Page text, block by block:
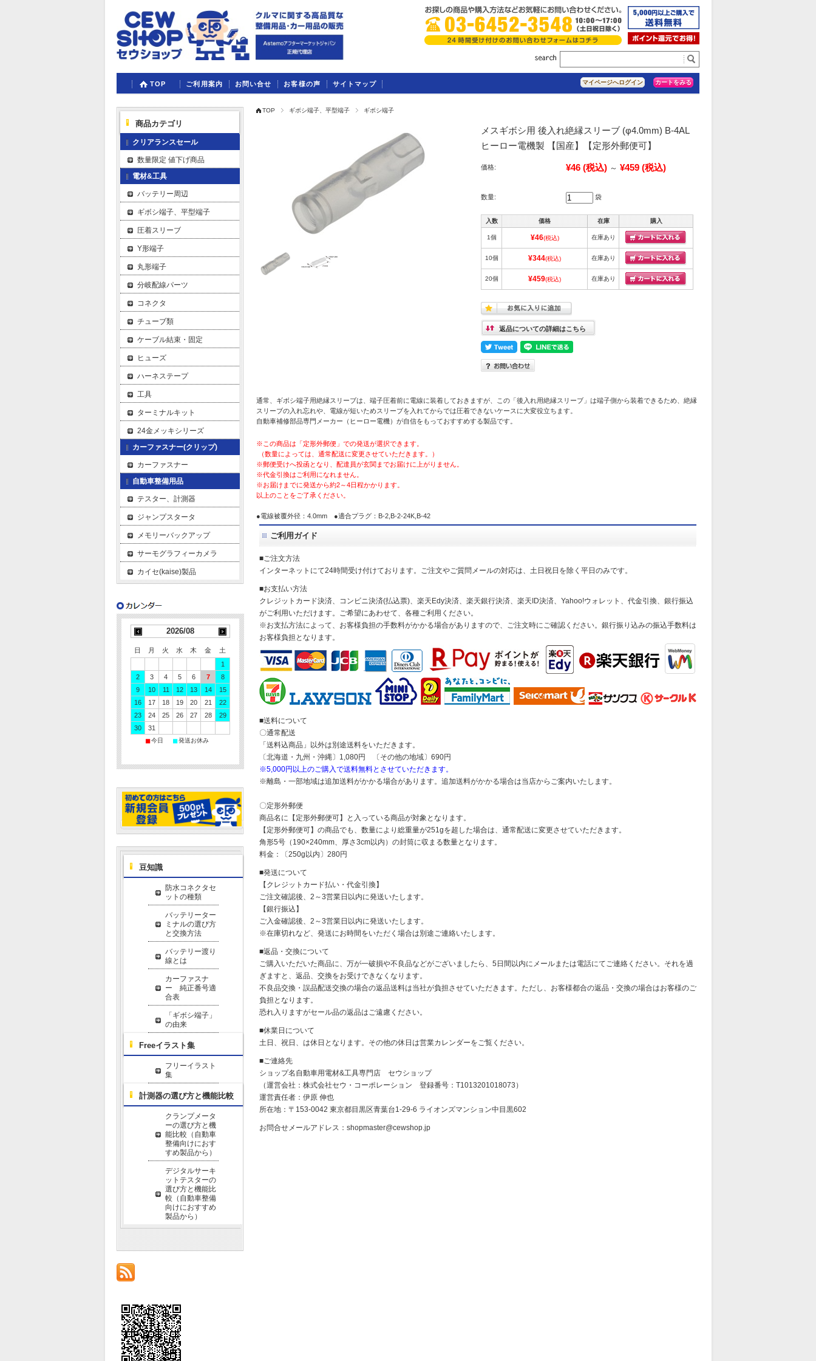
マイページへログイン カートをみる
TOP ご利用案内 お問い合せ お客様の声 サイトマップ
TOP ギボシ端子、平型端子 ギボシ端子
メスギボシ用 後入れ絶縁スリーブ (φ4.0mm) B-4AL
ヒーロー電機製 【国産】【定形外郵便可】
価格: ¥46 (税込) ～ ¥459 (税込)
数量: 袋
入数 価格 在庫 購入
1個 ¥46(税込) 在庫あり
10個 ¥344(税込) 在庫あり
20個 ¥459(税込) 在庫あり
返品についての詳細はこちら
通常、ギボシ端子用絶縁スリーブは、端子圧着前に電線に装着しておきますが、この「後入れ用絶縁スリーブ」は端子側から装着できるため、絶縁
スリーブの入れ忘れや、電線が短いためスリーブを入れてからでは圧着できないケースに大変役立ちます。
自動車補修部品専門メーカー（ヒーロー電機）が自信をもっておすすめする製品です。
※この商品は「定形外郵便」での発送が選択できます。
（数量によっては、通常配送に変更させていただきます。）
※郵便受けへ投函となり、配達員が玄関までお届けに上がりません。
※代金引換はご利用になれません。
※お届けまでに発送から約2～4日程かかります。
以上のことをご了承ください。
●電線被覆外径：4.0mm ●適合プラグ：B-2,B-2-24K,B-42
ご利用ガイド
■ご注文方法
インターネットにて24時間受け付けております。ご注文やご質問メールの対応は、土日祝日を除く平日のみです。
■お支払い方法
クレジットカード決済、コンビニ決済(払込票)、楽天Edy決済、楽天銀行決済、楽天ID決済、Yahoo!ウォレット、代金引換、銀行振込
がご利用いただけます。ご希望にあわせて、各種ご利用ください。
※お支払方法によって、お客様負担の手数料がかかる場合がありますので、ご注文時にご確認ください。銀行振り込みの振込手数料は
お客様負担となります。
■送料について
〇通常配送
「送料込商品」以外は別途送料をいただきます。
〔北海道・九州・沖縄〕1,080円 〔その他の地域〕690円
※5,000円以上のご購入で送料無料とさせていただきます。
※離島・一部地域は追加送料がかかる場合があります。追加送料がかかる場合は当店からご案内いたします。
〇定形外郵便
商品名に【定形外郵便可】と入っている商品が対象となります。
【定形外郵便可】の商品でも、数量により総重量が251gを超した場合は、通常配送に変更させていただきます。
角形5号（190×240mm、厚さ3cm以内）の封筒に収まる数量となります。
料金：〔250g以内〕280円
■発送について
【クレジットカード払い・代金引換】
ご注文確認後、2～3営業日以内に発送いたします。
【銀行振込】
ご入金確認後、2～3営業日以内に発送いたします。
※在庫切れなど、発送にお時間をいただく場合は別途ご連絡いたします。
■返品・交換について
ご購入いただいた商品に、万が一破損や不良品などがございましたら、5日間以内にメールまたは電話にてご連絡ください。それを過
ぎますと、返品、交換をお受けできなくなります。
不良品交換・誤品配送交換の場合の返品送料は当社が負担させていただきます。ただし、お客様都合の返品・交換の場合はお客様のご
負担となります。
恐れ入りますがセール品の返品はご遠慮ください。
■休業日について
土日、祝日、は休日となります。その他の休日は営業カレンダーをご覧ください。
■ご連絡先
ショップ名自動車用電材&工具専門店 セウショップ
（運営会社：株式会社セウ・コーポレーション 登録番号：T1013201018073）
運営責任者：伊原 伸也
所在地：〒153-0042 東京都目黒区青葉台1-29-6 ライオンズマンション中目黒602
お問合せメールアドレス： shopmaster@cewshop.jp
商品カテゴリ
クリアランスセール
数量限定 値下げ商品
電材&工具
バッテリー周辺
ギボシ端子、平型端子
圧着スリーブ
Y形端子
丸形端子
分岐配線パーツ
コネクタ
チューブ類
ケーブル結束・固定
ヒューズ
ハーネステープ
工具
ターミナルキット
24金メッキシリーズ
カーファスナー(クリップ)
カーファスナー
自動車整備用品
テスター、計測器
ジャンプスタータ
メモリーバックアップ
サーモグラフィーカメラ
カイセ(kaise)製品
2026/08
日 月 火 水 木 金
土
1
2
3 4 5 6 7
8
9
10 11 12 13 14
15
16
17 18 19 20 21
22
23
24 25 26 27 28
29
30
31
■今日 ■発送お休み
豆知識
防水コネクタセ
ットの種類
バッテリーター
ミナルの選び方
と交換方法
バッテリー渡り
線とは
カーファスナ
ー 純正番号適
合表
「ギボシ端子」
の由来
Freeイラスト集
フリーイラスト
集
計測器の選び方と機能比較
クランプメータ
ーの選び方と機
能比較（自動車
整備向けにおす
すめ製品から）
デジタルサーキ
ットテスターの
選び方と機能比
較（自動車整備
向けにおすすめ
製品から）